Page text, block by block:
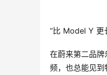
“比 Model Y 更
在蔚来第二品
频，也总能见到